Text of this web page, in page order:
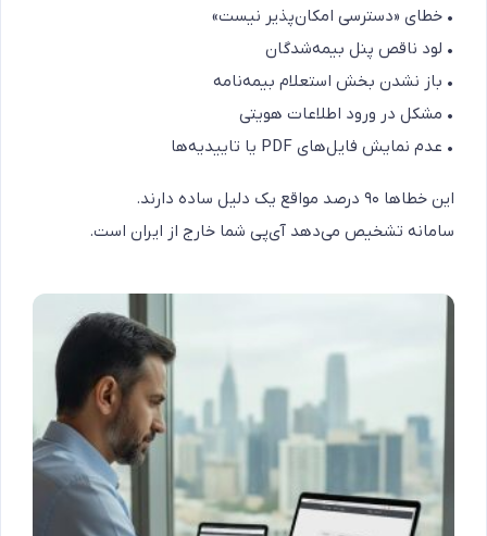
• خطای «دسترسی امکان‌پذیر نیست»
• لود ناقص پنل بیمه‌شدگان
• باز نشدن بخش استعلام بیمه‌نامه
• مشکل در ورود اطلاعات هویتی
• عدم نمایش فایل‌های PDF یا تاییدیه‌ها
این خطاها ۹۰ درصد مواقع یک دلیل ساده دارند.
سامانه تشخیص می‌دهد آی‌پی شما خارج از ایران است.